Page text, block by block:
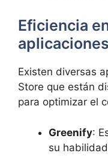
Eficiencia
aplicaciones
Existen diversas
Store que están
para optimizar el
Greenify:
su